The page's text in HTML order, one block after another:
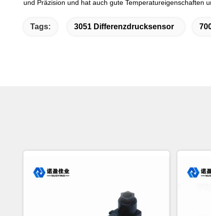
und Präzision und hat auch gute Temperatureigenschaften
Tags: 3051 Differenzdrucksensor